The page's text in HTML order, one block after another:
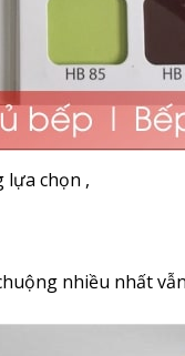
lựa chọn ,
nhiều nhất